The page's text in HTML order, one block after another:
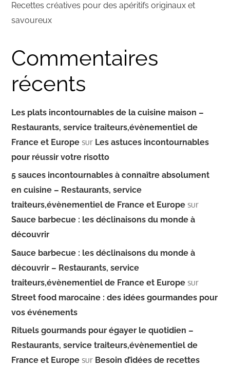
Recettes créatives pour des apéritifs originaux et
savoureux
Commentaires
récents
Les plats incontournables de la cuisine maison –
Restaurants, service traiteurs,évènementiel de
France et Europe sur Les astuces incontournables
pour réussir votre risotto
5 sauces incontournables à connaître absolument
en cuisine – Restaurants, service
traiteurs,évènementiel de France et Europe sur
Sauce barbecue : les déclinaisons du monde à
découvrir
Sauce barbecue : les déclinaisons du monde à
découvrir – Restaurants, service
traiteurs,évènementiel de France et Europe sur
Street food marocaine : des idées gourmandes pour
vos événements
Rituels gourmands pour égayer le quotidien –
Restaurants, service traiteurs,évènementiel de
France et Europe sur Besoin d’idées de recettes